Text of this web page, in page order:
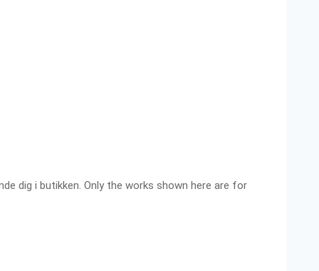
dig i butikken. Only the works shown here are for